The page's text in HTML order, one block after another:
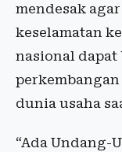
mendesak
keselamatan
nasional
dunia usaha
“Ada Undang-